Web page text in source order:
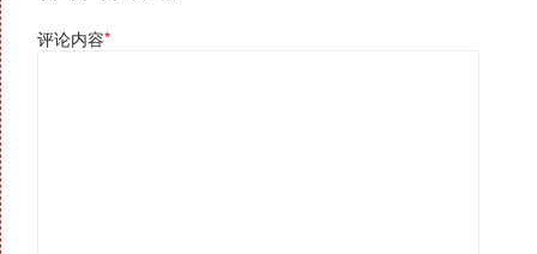
评论内容*